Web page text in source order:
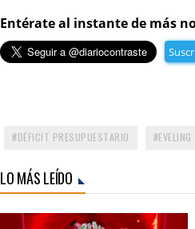
Entérate al instante de más
DÉFICIT PRESUPUESTARIO
LO MÁS LEÍDO